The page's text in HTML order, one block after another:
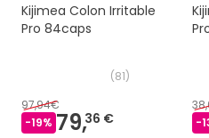
Kijimea Colon Irritable
Pro 84caps
(81)
97,94€
-19% 79,36 €
-